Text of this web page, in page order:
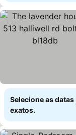
Selecione as
exatos.